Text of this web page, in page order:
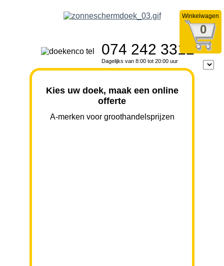
Winkelwagen
0
074 242 3312
Dagelijks van 8:00 tot 20:00 uur
Kies uw doek, maak een online
offerte
A-merken voor groothandelsprijzen